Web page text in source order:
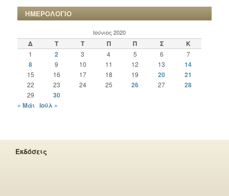
ΗΜΕΡΟΛΟΓΙΟ
Ιούνιος 2020
Δ Τ Τ Π Π Σ Κ
1 2 3 4 5 6 7
8 9 10 11 12 13 14
15 16 17 18 19 20 21
22 23 24 25 26 27 28
29
30
« Μάι Ιούλ »
Εκδόσεις